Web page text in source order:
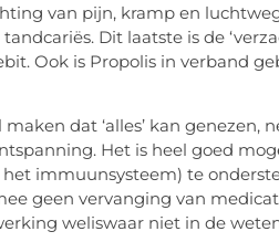
van pijn, kramp en
Dit laatste is de
Ook is Propolis in verband
dat ‘alles’ kan genezen,
Het is heel goed
immuunsysteem) te
geen vervanging van
weliswaar niet in de